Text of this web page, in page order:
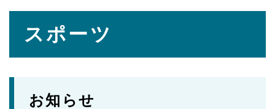
スポーツ
お知らせ